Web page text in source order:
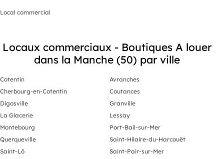
Local commercial
Locaux commerciaux - Boutiques A louer
dans la Manche (50) par ville
Cotentin
Avranches
Cherbourg-en-Cotentin
Coutances
Digosville
Granville
La Glacerie
Lessay
Montebourg
Port-Bail-sur-Mer
Querqueville
Saint-Hilaire-du-Harcouët
Saint-Lô
Saint-Pair-sur-Mer